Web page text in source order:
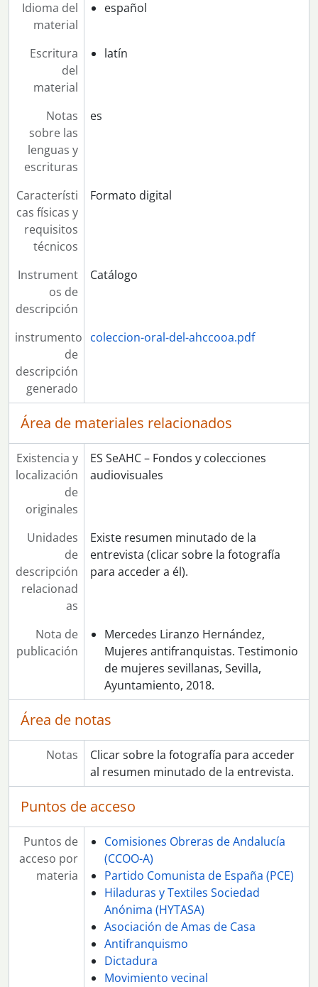
Idioma del
material
español
Escritura
del
material
latín
Notas
sobre las
lenguas y
escrituras
es
Característi
cas físicas y
requisitos
técnicos
Formato digital
Instrument
os de
descripción
Catálogo
instrumento
de
descripción
generado
coleccion-oral-del-ahccooa.pdf
Área de materiales relacionados
Existencia y
localización
de
originales
ES SeAHC – Fondos y colecciones
audiovisuales
Unidades
de
descripción
relacionad
as
Existe resumen minutado de la
entrevista (clicar sobre la fotografía
para acceder a él).
Nota de
publicación
Mercedes Liranzo Hernández,
Mujeres antifranquistas. Testimonio
de mujeres sevillanas, Sevilla,
Ayuntamiento, 2018.
Área de notas
Notas
Clicar sobre la fotografía para acceder
al resumen minutado de la entrevista.
Puntos de acceso
Puntos de
acceso por
materia
Comisiones Obreras de Andalucía
(CCOO-A)
Partido Comunista de España (PCE)
Hiladuras y Textiles Sociedad
Anónima (HYTASA)
Asociación de Amas de Casa
Antifranquismo
Dictadura
Movimiento vecinal